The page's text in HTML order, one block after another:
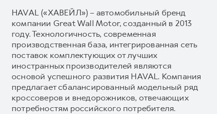
HAVAL («ХАВЕЙЛ») – автомобильный бренд
компании Great Wall Motor, созданный в 2013
году. Технологичность, современная
производственная база, интегрированная сеть
поставок комплектующих от лучших
иностранных производителей являются
основой успешного развития HAVAL. Компания
предлагает сбалансированный модельный ряд
кроссоверов и внедорожников, отвечающих
потребностям российского потребителя.